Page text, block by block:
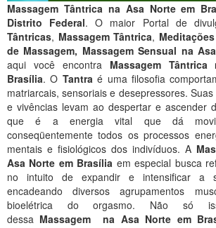
Massagem Tântrica na Asa Norte em
Distrito Federal. O maior Portal de
Tântricas, Massagem Tântrica,
de Massagem, Massagem Sensual na
aqui você encontra Massagem
Brasília. O Tantra é uma filosofia
matriarcais, sensoriais e desepressores.
e vivências levam ao despertar e ascender
que é a energia vital que dá
conseqüentemente todos os processos
mentais e fisiológicos dos indivíduos. A
Asa Norte em Brasília em especial busca
no intuito de expandir e intensificar a
encadeando diversos agrupamentos
bioelétrica do orgasmo. Não só
dessa Massagem na Asa Norte em